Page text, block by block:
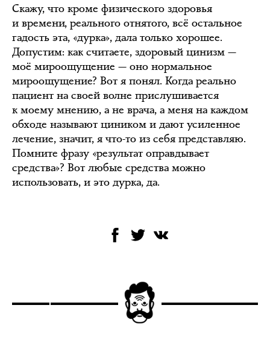
Скажу, что кроме физического здоровья
и времени, реального отнятого, всё остальное
гадость эта, «дурка», дала только хорошее.
Допустим: как считаете, здоровый цинизм —
моё мироощущение — оно нормальное
мироощущение? Вот я понял. Когда реально
пациент на своей волне прислушивается
к моему мнению, а не врача, а меня на каждом
обходе называют циником и дают усиленное
лечение, значит, я что-то из себя представляю.
Помните фразу «результат оправдывает
средства»? Вот любые средства можно
использовать, и это дурка, да.